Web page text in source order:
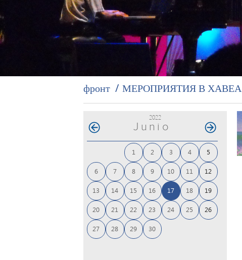
фронт МЕРОПРИЯТИЯ В ХАВЕА
2022
Junio
1 2 3 4 5
6 7 8 9 10 11 12
13 14 15 16 17 18 19
20 21 22 23 24 25 26
27 28 29 30